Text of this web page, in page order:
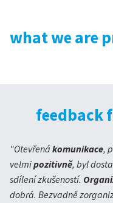
what we are
feedback
"Otevřená komunikace,
velmipozitivně, byl
sdílení zkušeností.
dobrá. Bezvadně